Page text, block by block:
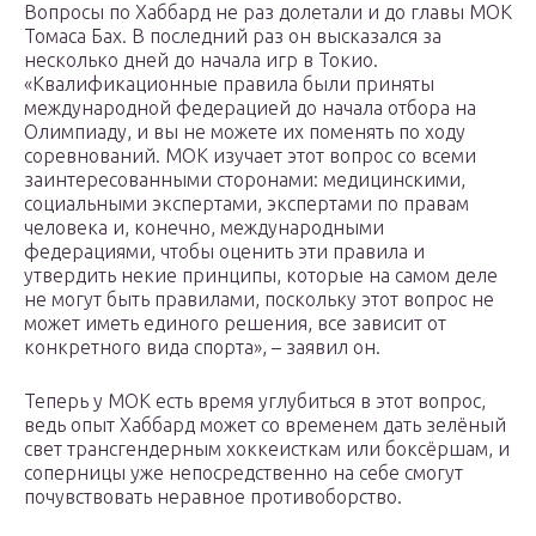
Вопросы по Хаббард не раз долетали и до главы МОК
Томаса Бах. В последний раз он высказался за
несколько дней до начала игр в Токио.
«Квалификационные правила были приняты
международной федерацией до начала отбора на
Олимпиаду, и вы не можете их поменять по ходу
соревнований. МОК изучает этот вопрос со всеми
заинтересованными сторонами: медицинскими,
социальными экспертами, экспертами по правам
человека и, конечно, международными
федерациями, чтобы оценить эти правила и
утвердить некие принципы, которые на самом деле
не могут быть правилами, поскольку этот вопрос не
может иметь единого решения, все зависит от
конкретного вида спорта», – заявил он.
Теперь у МОК есть время углубиться в этот вопрос,
ведь опыт Хаббард может со временем дать зелёный
свет трансгендерным хоккеисткам или боксёршам, и
соперницы уже непосредственно на себе смогут
почувствовать неравное противоборство.